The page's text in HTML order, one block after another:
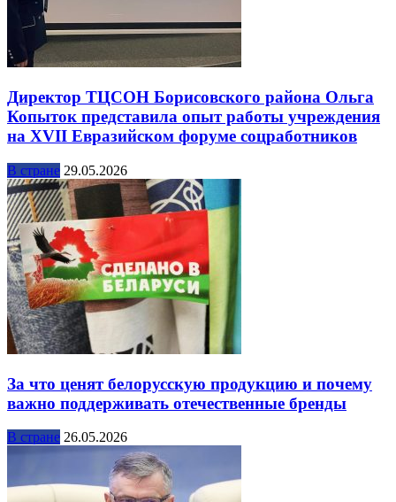
Директор ТЦСОН Борисовского района Ольга
Копыток представила опыт работы учреждения
на XVII Евразийском форуме соцработников
В стране 29.05.2026
За что ценят белорусскую продукцию и почему
важно поддерживать отечественные бренды
В стране 26.05.2026